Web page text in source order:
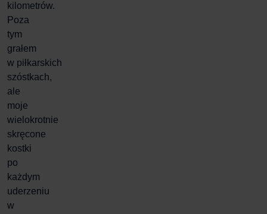
kilometrów.
Poza
tym
grałem
w piłkarskich
szóstkach,
ale
moje
wielokrotnie
skręcone
kostki
po
każdym
uderzeniu
w